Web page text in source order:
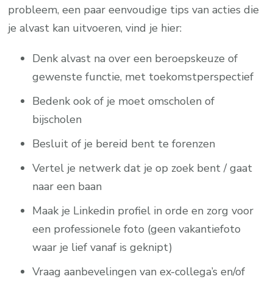
probleem, een paar eenvoudige tips van acties die
je alvast kan uitvoeren, vind je hier:
Denk alvast na over een beroepskeuze of
gewenste functie, met toekomstperspectief
Bedenk ook of je moet omscholen of
bijscholen
Besluit of je bereid bent te forenzen
Vertel je netwerk dat je op zoek bent / gaat
naar een baan
Maak je Linkedin profiel in orde en zorg voor
een professionele foto (geen vakantiefoto
waar je lief vanaf is geknipt)
Vraag aanbevelingen van ex-collega’s en/of